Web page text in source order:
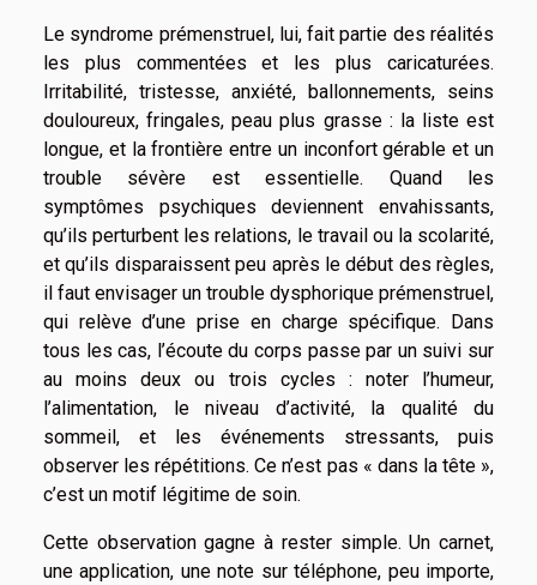
Le syndrome prémenstruel, lui, fait partie des réalités
les plus commentées et les plus caricaturées.
Irritabilité, tristesse, anxiété, ballonnements, seins
douloureux, fringales, peau plus grasse : la liste est
longue, et la frontière entre un inconfort gérable et un
trouble sévère est essentielle. Quand les
symptômes psychiques deviennent envahissants,
qu’ils perturbent les relations, le travail ou la scolarité,
et qu’ils disparaissent peu après le début des règles,
il faut envisager un trouble dysphorique prémenstruel,
qui relève d’une prise en charge spécifique. Dans
tous les cas, l’écoute du corps passe par un suivi sur
au moins deux ou trois cycles : noter l’humeur,
l’alimentation, le niveau d’activité, la qualité du
sommeil, et les événements stressants, puis
observer les répétitions. Ce n’est pas « dans la tête »,
c’est un motif légitime de soin.
Cette observation gagne à rester simple. Un carnet,
une application, une note sur téléphone, peu importe,